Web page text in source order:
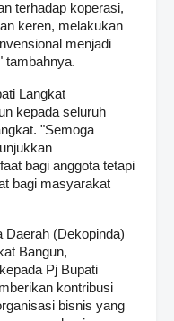
terhadap koperasi,
keren, melakukan
menjadi
tambahnya.
Langkat
kepada seluruh
"Semoga
bagi anggota tetapi
bagi masyarakat
Daerah (Dekopinda)
Bangun,
Pj Bupati
kontribusi
bisnis yang